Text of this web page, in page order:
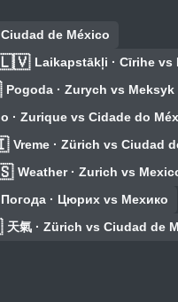
de México
Laikapstākļi · Cīrihe vs
Pogoda · Zurych vs Meksyk
· Zurique vs Cidade do
Vreme · Zürich vs Ciudad
Weather · Zurich vs
Погода · Цюрих vs Мехико
天氣 · Zürich vs Ciudad de